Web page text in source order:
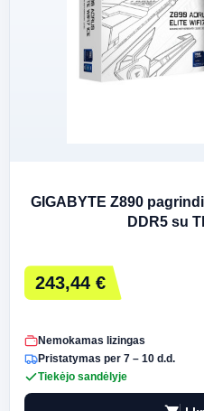
GIGABYTE Z890
DDR5 su
243,44 €
Nemokamas lizingas
Pristatymas per 7 – 10 d.d.
Tiekėjo sandėlyje